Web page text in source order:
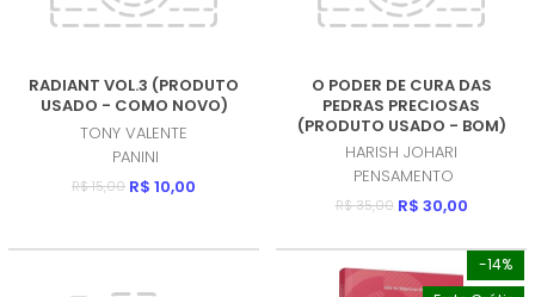
RADIANT VOL.3 (PRODUTO
USADO - COMO NOVO)
TONY VALENTE
PANINI
R$ 15,00 R$ 10,00
O PODER DE CURA DAS
PEDRAS PRECIOSAS
(PRODUTO USADO - BOM)
HARISH JOHARI
PENSAMENTO
R$ 35,00 R$ 30,00
-14%